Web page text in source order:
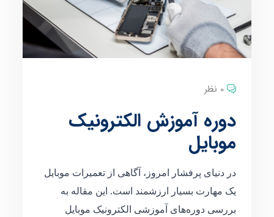
0 نظر
دوره آموزش الکترونیک
موبایل
در دنیای پرفشار امروز، آگاهی از تعمیرات موبایل
یک مهارت بسیار ارزشمند است. این مقاله به
بررسی دوره‌های آموزشی الکترونیک موبایل